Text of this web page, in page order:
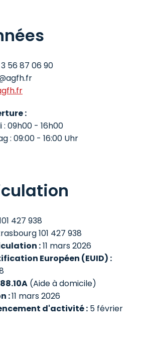
:
: 09h00 - 16h00
: 09:00 - 16:00 Uhr
:
Européen (EUID) :
88.10A (Aide à domicile)
:
d'activité : 5 février